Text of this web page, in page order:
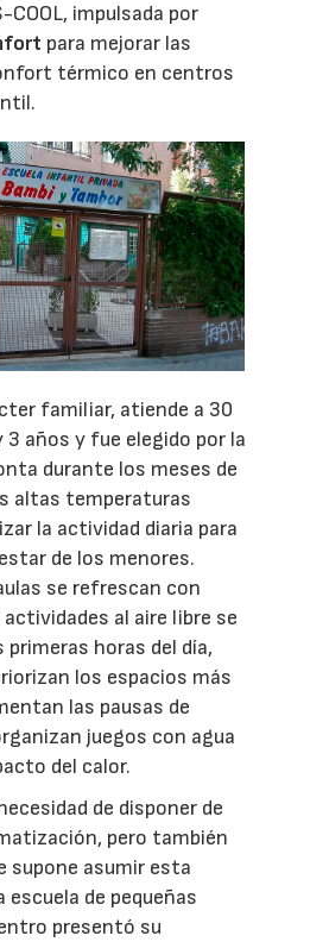
impulsada por
para mejorar las
térmico en centros
familiar, atiende a 30
años y fue elegido por la
durante los meses de
altas temperaturas
la actividad diaria para
de los menores.
se refrescan con
al aire libre se
horas del día,
los espacios más
las pausas de
juegos con agua
del calor.
de disponer de
pero también
supone asumir esta
escuela de pequeñas
presentó su